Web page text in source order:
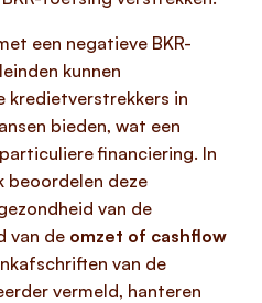
een negatieve BKR-
kunnen
kredietverstrekkers in
bieden, wat een
financiering. In
beoordelen deze
van de
van de omzet of cashflow
van de
vermeld, hanteren